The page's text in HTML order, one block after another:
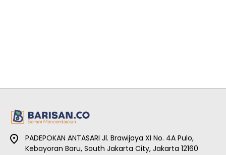
PADEPOKAN ANTASARI Jl. Brawijaya XI No. 4A Pulo,
Kebayoran Baru, South Jakarta City, Jakarta 12160